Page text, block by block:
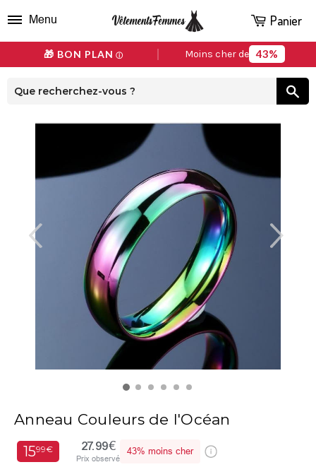
🎁 BON PLAN ⓘ Moins cher de 43%
Menu Panier
Anneau Couleurs de l'Océan
1599€ 27.99€
Prix observé
43% moins cher